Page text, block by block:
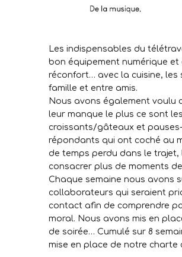
Les indispensables du
bon équipement numérique
réconfort… avec la cuisine, les
famille et entre amis.
Nous avons également voulu
leur manque le plus ce sont
croissants/gâteaux et
répondants qui ont coché au
de temps perdu dans le trajet,
consacrer plus de moments
Chaque semaine nous avons
collaborateurs qui seraient
contact afin de comprendre
moral. Nous avons mis en
de soirée… Cumulé sur 8
mise en place de notre